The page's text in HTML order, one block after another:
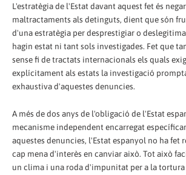
L'estratègia de l'Estat davant aquest fet és
maltractaments als detinguts, dient que són
d'una estratègia per desprestigiar o
hagin estat ni tant sols investigades. Fet que
sense fi de tractats internacionals els quals
explícitament als estats la investigació
exhaustiva d'aquestes denuncies.
A més de dos anys de l'obligació de l'Estat
mecanisme independent encarregat
aquestes denuncies, l'Estat espanyol no ha fet
cap mena d'interès en canviar això. Tot això
un clima i una roda d'impunitat per a la tortura